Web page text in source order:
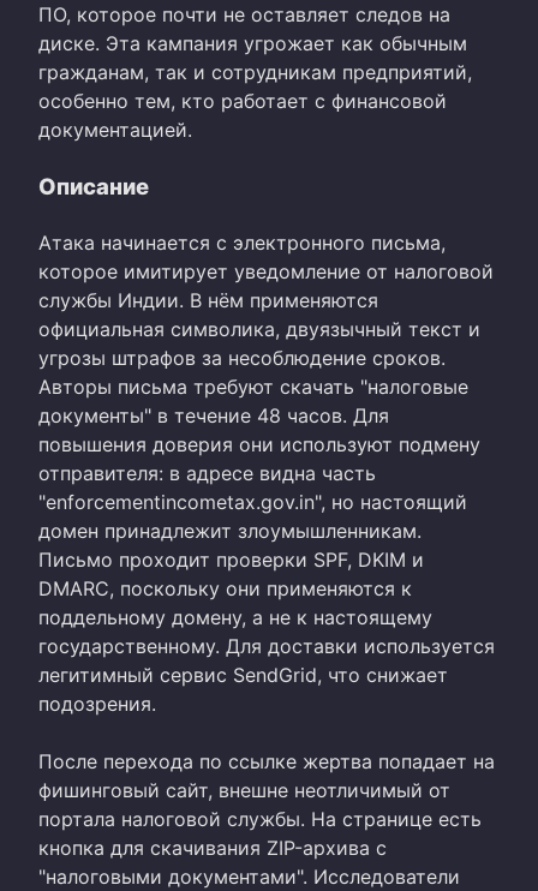
ПО, которое почти не оставляет следов на
диске. Эта кампания угрожает как обычным
гражданам, так и сотрудникам предприятий,
особенно тем, кто работает с финансовой
документацией.
Описание
Атака начинается с электронного письма,
которое имитирует уведомление от налоговой
службы Индии. В нём применяются
официальная символика, двуязычный текст и
угрозы штрафов за несоблюдение сроков.
Авторы письма требуют скачать "налоговые
документы" в течение 48 часов. Для
повышения доверия они используют подмену
отправителя: в адресе видна часть
"enforcementincometax.gov.in", но настоящий
домен принадлежит злоумышленникам.
Письмо проходит проверки SPF, DKIM и
DMARC, поскольку они применяются к
поддельному домену, а не к настоящему
государственному. Для доставки используется
легитимный сервис SendGrid, что снижает
подозрения.
После перехода по ссылке жертва попадает на
фишинговый сайт, внешне неотличимый от
портала налоговой службы. На странице есть
кнопка для скачивания ZIP-архива с
"налоговыми документами". Исследователи